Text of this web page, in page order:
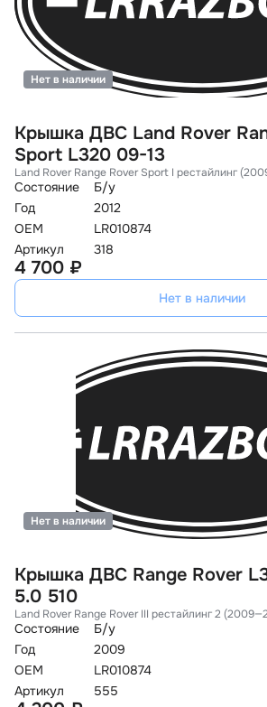
Крышка ДВС Land Rover
Sport L320 09-13
Land Rover Range Rover Sport I рестайлинг
Состояние
Б/у
Год
2012
OEM
LR010874
Артикул
318
Нет в наличии
4 700 ₽
Нет в наличии
Крышка ДВС Range Rover
5.0 510
Land Rover Range Rover III рестайлинг 2
Состояние
Б/у
Год
2009
OEM
LR010874
Артикул
555
Нет в наличии